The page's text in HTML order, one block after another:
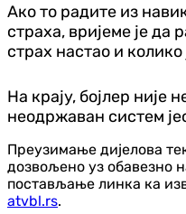
Ако то радите из
страха, вријеме је да
страх настао и
На крају, бојлер није
неодржаван систем
Преузимање дијелова
дозвољено уз обавезно
постављање линка ка
atvbl.rs.